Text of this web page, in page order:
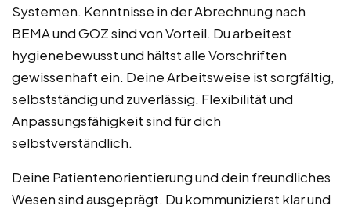
Systemen. Kenntnisse in der Abrechnung nach
BEMA und GOZ sind von Vorteil. Du arbeitest
hygienebewusst und hältst alle Vorschriften
gewissenhaft ein. Deine Arbeitsweise ist sorgfältig,
selbstständig und zuverlässig. Flexibilität und
Anpassungsfähigkeit sind für dich
selbstverständlich.
Deine Patientenorientierung und dein freundliches
Wesen sind ausgeprägt. Du kommunizierst klar und